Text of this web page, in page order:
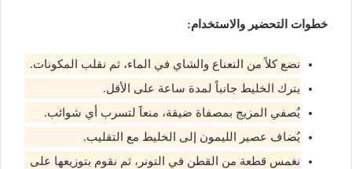
خطوات التحضير والاستخدام:
نضع كلاً من النعناع والشاي في الماء، ثم نقلب المكونات.
يترك الخليط جانباً لمدة ساعة على الأقل.
يُصفي المزيج بمصفاة ضيقة، منعاََ لتسرب أي شوائب.
يُضاف عصير الليمون إلى الخليط مع التقليب.
نغمس قطعة من القطن في التونر، ثم نقوم بتوزيعها على